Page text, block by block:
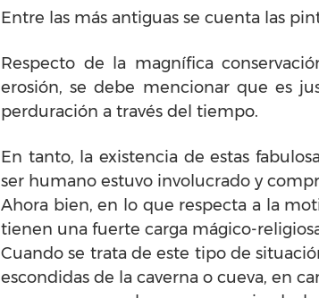
Entre las más antiguas se cuenta las
Respecto de la magnífica
erosión, se debe mencionar que es
perduración a través del tiempo.
En tanto, la existencia de estas
ser humano estuvo involucrado y
Ahora bien, en lo que respecta a la
tienen una fuerte carga mágico-
Cuando se trata de este tipo de
escondidas de la caverna o cueva, en